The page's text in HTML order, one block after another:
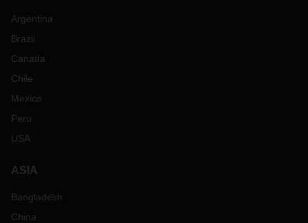
Argentina
Brazil
Canada
Chile
Mexico
Peru
USA
ASIA
Bangladesh
China